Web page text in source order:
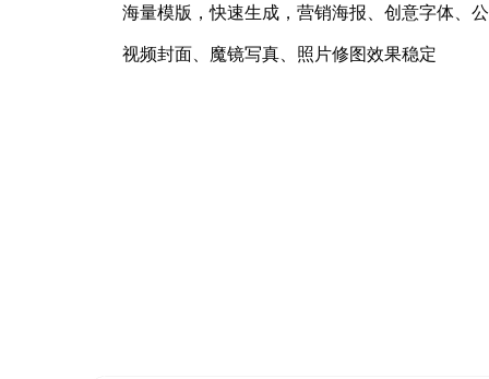
海量模版，快速生成，营销海报、创意字体、
视频封面、魔镜写真、照片修图效果稳定